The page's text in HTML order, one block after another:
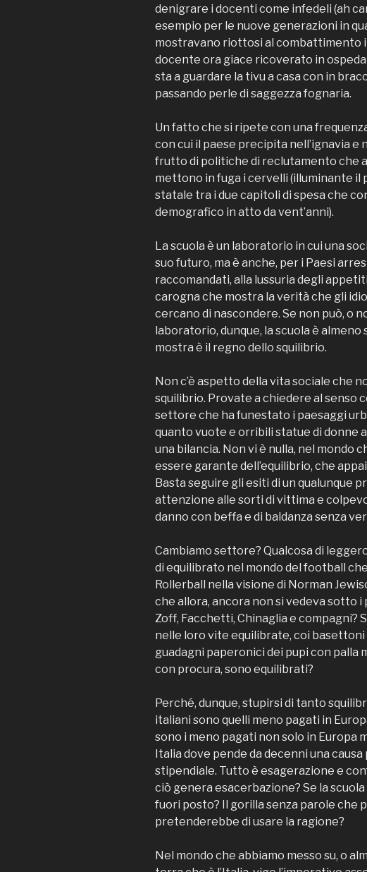
denigrare i docenti come infedeli (ah
esempio per le nuove generazioni in
mostravano riottosi al combattimento
docente ora giace ricoverato in
sta a guardare la tivu a casa con in
passando perle di saggezza fognaria.
Un fatto che si ripete con una
con cui il paese precipita nell’ignavia e
frutto di politiche di reclutamento che
mettono in fuga i cervelli (illuminante il
statale tra i due capitoli di spesa che
demografico in atto da vent’anni).
La scuola è un laboratorio in cui una
suo futuro, ma è anche, per i Paesi
raccomandati, alla lussuria degli
carogna che mostra la verità che gli
cercano di nascondere. Se non può, o
laboratorio, dunque, la scuola è
mostra è il regno dello squilibrio.
Non c’è aspetto della vita sociale che
squilibrio. Provate a chiedere al senso
settore che ha funestato i paesaggi
quanto vuote e orribili statue di donne
una bilancia. Non vi è nulla, nel mondo
essere garante dell’equilibrio, che
Basta seguire gli esiti di un qualunque
attenzione alle sorti di vittima e
danno con beffa e di baldanza senza
Cambiamo settore? Qualcosa di
di equilibrato nel mondo del football
Rollerball nella visione di Norman
che allora, ancora non si vedeva sotto
Zoff, Facchetti, Chinaglia e compagni?
nelle loro vite equilibrate, coi basettoni
guadagni paperonici dei pupi con palla
con procura, sono equilibrati?
Perché, dunque, stupirsi di tanto
italiani sono quelli meno pagati in
sono i meno pagati non solo in Europa
Italia dove pende da decenni una
stipendiale. Tutto è esagerazione e
ciò genera esacerbazione? Se la
fuori posto? Il gorilla senza parole che
pretenderebbe di usare la ragione?
Nel mondo che abbiamo messo su, o